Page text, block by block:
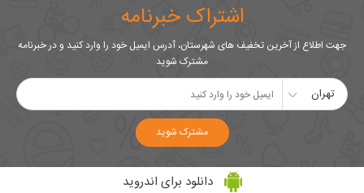
اشتراک خبرنامه
جهت اطلاع از آخرین تخفیف های شهرستان، آدرس ایمیل خود را وارد کنید و در خبرنامه
مشترک شوید
تهران
مشترک شوید
دانلود برای اندروید